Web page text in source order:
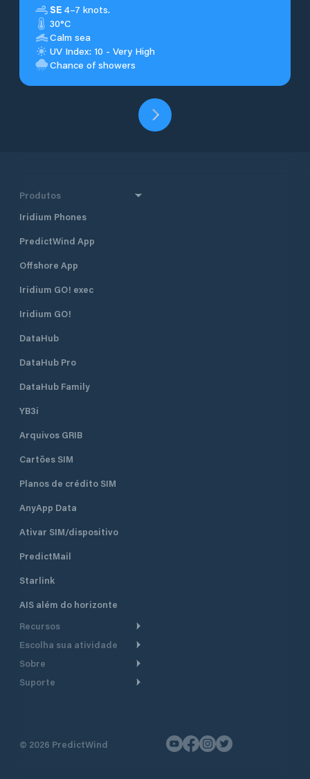
SE 4–7 knots.
30°C
Calm sea
UV Index: 10 - Very High
Chance of showers
Produtos
Iridium Phones
PredictWind App
Offshore App
Iridium GO! exec
Iridium GO!
DataHub
DataHub Pro
DataHub Family
YB3i
Arquivos GRIB
Cartões SIM
Planos de crédito SIM
AnyApp Data
Ativar SIM/dispositivo
PredictMail
Starlink
AIS além do horizonte
Recursos
Roteamento meteorológico
embarcações a motor
Escolha sua atividade
Cruzeiro
Lanchas
Sobre
Faça um tour
Suporte
Fale conosco
© 2026 PredictWind